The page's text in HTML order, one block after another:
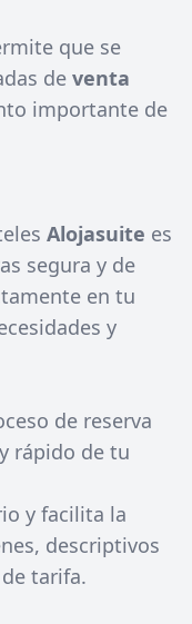
que se
de venta
importante de
Alojasuite es
segura y de
en tu
y
de reserva
rápido de tu
y facilita la
descriptivos
tarifa.